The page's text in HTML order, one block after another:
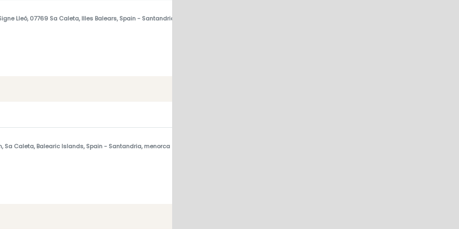
Lleó, 07769 Sa Caleta, Illes Balears, Spain- Santandria, menorca
Sa Caleta, Balearic Islands, Spain- Santandria, menorca